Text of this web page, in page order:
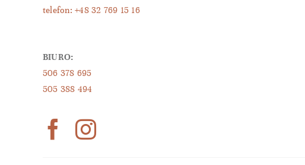
telefon: +48 32 769 15 16
BIURO:
506 378 695
505 388 494